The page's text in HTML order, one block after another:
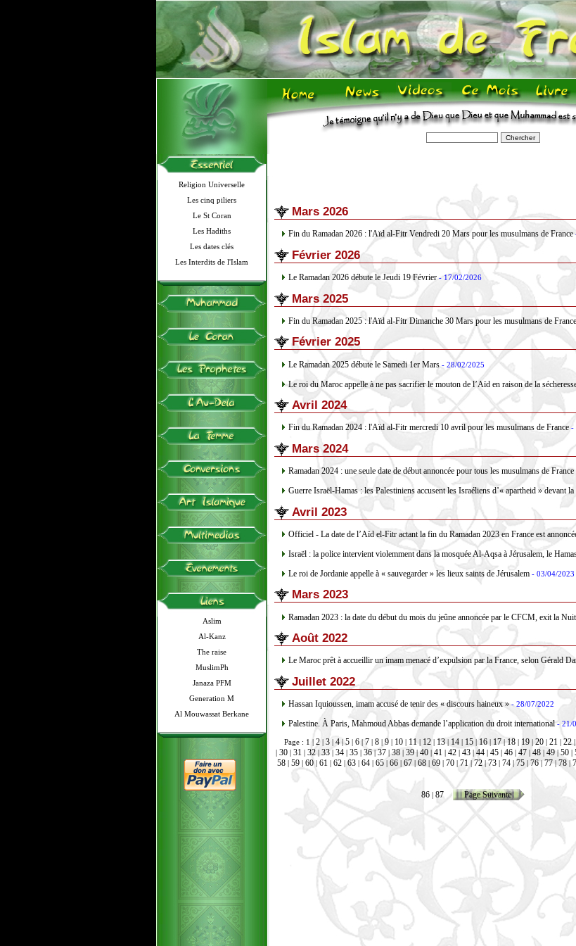
Religion Universelle
Les cinq piliers
Le St Coran
Les Hadiths
Les dates clés
Les Interdits de l'Islam
Aslim
Al-Kanz
The raise
MuslimPh
Janaza PFM
Generation M
Al Mouwassat Berkane
Mars 2026
Fin du Ramadan 2026 : l'Aïd al-Fitr Vendredi 20 Mars pour les musulmans de France
Février 2026
Le Ramadan 2026 débute le Jeudi 19 Février - 17/02/2026
Mars 2025
Fin du Ramadan 2025 : l'Aïd al-Fitr Dimanche 30 Mars pour les musulmans de France
Février 2025
Le Ramadan 2025 débute le Samedi 1er Mars - 28/02/2025
Le roi du Maroc appelle à ne pas sacrifier le mouton de l’Aïd en raison de la
Avril 2024
Fin du Ramadan 2024 : l'Aïd al-Fitr mercredi 10 avril pour les musulmans de France -
Mars 2024
Ramadan 2024 : une seule date de début annoncée pour tous les musulmans de France
Guerre Israël-Hamas : les Palestiniens accusent les Israéliens d’« apartheid » devant
Avril 2023
Officiel - La date de l’Aïd el-Fitr actant la fin du Ramadan 2023 en France est
Israël : la police intervient violemment dans la mosquée Al-Aqsa à Jérusalem, le
Le roi de Jordanie appelle à « sauvegarder » les lieux saints de Jérusalem - 03/04/2023
Mars 2023
Ramadan 2023 : la date du début du mois du jeûne annoncée par le CFCM, exit la
Août 2022
Le Maroc prêt à accueillir un imam menacé d’expulsion par la France, selon Gérald
Juillet 2022
Hassan Iquioussen, imam accusé de tenir des « discours haineux » - 28/07/2022
Palestine. À Paris, Mahmoud Abbas demande l’application du droit international- 21/
Page : 1 | 2 | 3 | 4 |5 | 6| 7 | 8 | 9 | 10 | 11 | 12 | 13 | 14 | 15 | 16 | 17 |18 | 19 | 20 | 21 | 22 |
| 30| 31 | 32| 33| 34| 35| 36|37| 38| 39| 40| 41 | 42| 43| 44| 45| 46| 47| 48| 49| 50|
58 | 59 | 60 | 61 | 62 | 63 | 64 | 65 | 66 | 67 | 68 | 69 | 70 | 71| 72 | 73 | 74 | 75 | 76| 77 | 78 |
86| 87 Page Suivante